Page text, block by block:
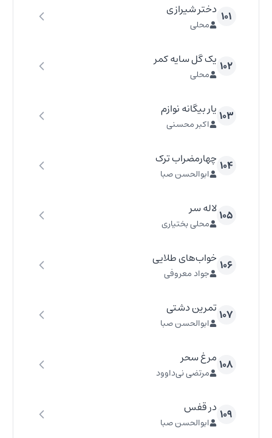
۱۰۱ دختر شیرازی
محلی
۱۰۲ یک گل سایه کمر
محلی
۱۰۳یار بیگانه نوازم
اکبر محسنی
۱۰۴ چهارمضراب ترک
ابوالحسن صبا
۱۰۵لاله سر
محلی بختیاری
۱۰۶ خواب‌های طلایی
جواد معروفی
۱۰۷تمرین دشتی
ابوالحسن صبا
۱۰۸مرغ سحر
مرتضی نی‌داوود
۱۰۹ در قفس
ابوالحسن صبا